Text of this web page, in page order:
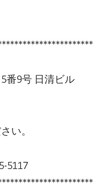
番9号 日清ビル
い。
5117